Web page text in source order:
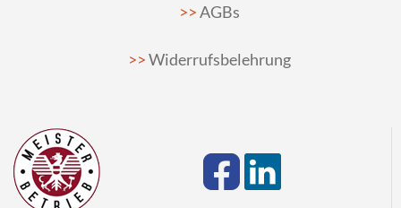
AGBs
Widerrufsbelehrung